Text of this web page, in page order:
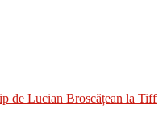
de Lucian Broscățean la Tiff